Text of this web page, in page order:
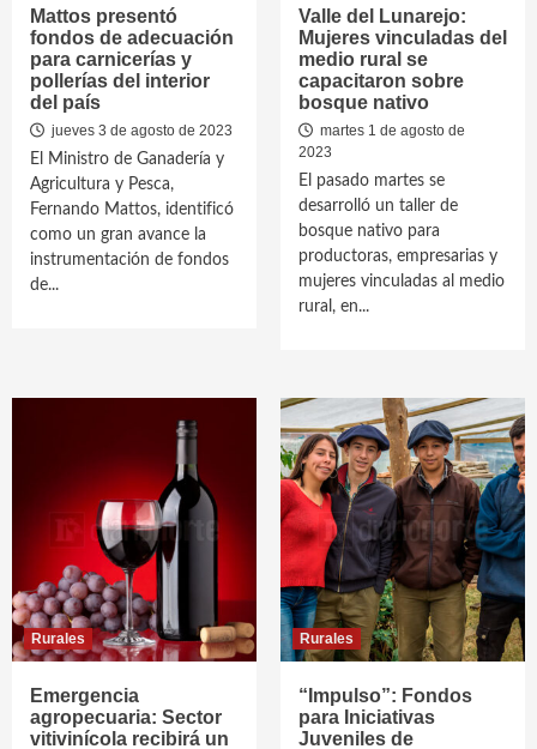
Mattos presentó
fondos de adecuación
para carnicerías y
pollerías del interior
del país
jueves 3 de agosto de 2023
El Ministro de Ganadería y
Agricultura y Pesca,
Fernando Mattos, identificó
como un gran avance la
instrumentación de fondos
de...
Valle del Lunarejo:
Mujeres vinculadas del
medio rural se
capacitaron sobre
bosque nativo
martes 1 de agosto de
2023
El pasado martes se
desarrolló un taller de
bosque nativo para
productoras, empresarias y
mujeres vinculadas al medio
rural, en...
Rurales
Emergencia
agropecuaria: Sector
vitivinícola recibirá un
Rurales
“Impulso”: Fondos
para Iniciativas
Juveniles de